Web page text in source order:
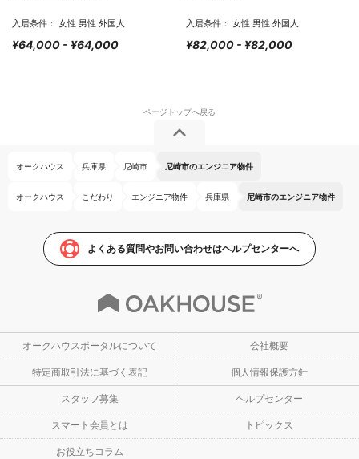
入居条件： 女性 男性 外国人
¥64,000 - ¥64,000
入居条件： 女性 男性 外国人
¥82,000 - ¥82,000
オークハウス 兵庫県 尼崎市 尼崎市のエンジニア物件
オークハウス こだわり エンジニア物件 兵庫県 尼崎市のエンジニア物件
よくある質問やお問い合わせはヘルプセンターへ
オークハウスポータルについて 会社概要
特定商取引法に基づく表記 個人情報保護方針
スタッフ募集 ヘルプセンター
スマート会員とは トピックス
お役立ちコラム